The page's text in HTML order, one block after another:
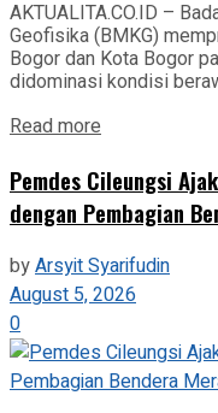
AKTUALITA.CO.ID –
Geofisika (BMKG)
Bogor dan Kota Bogor
didominasi kondisi
Read more
Pemdes Cileungsi
dengan Pembagian
byArsyit Syarifudin
August 5, 2026
0